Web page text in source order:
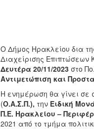
O Δήμος Ηρακλείου δια
Διαχείρισης Επιπτώσεων
Δευτέρα 20/11/2023 στο
Αντιμετώπιση και
Η ενημέρωση θα γίνει σε
(Ο.Α.Σ.Π.), την Ειδική
Π.Ε. Ηρακλείου –
2021 από το τμήμα